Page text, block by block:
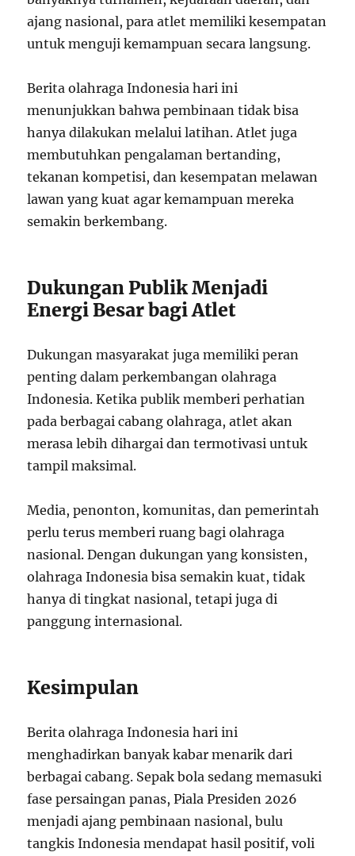
ajang nasional, para atlet memiliki kesempatan
untuk menguji kemampuan secara langsung.
Berita olahraga Indonesia hari ini
menunjukkan bahwa pembinaan tidak bisa
hanya dilakukan melalui latihan. Atlet juga
membutuhkan pengalaman bertanding,
tekanan kompetisi, dan kesempatan melawan
lawan yang kuat agar kemampuan mereka
semakin berkembang.
Dukungan Publik Menjadi
Energi Besar bagi Atlet
Dukungan masyarakat juga memiliki peran
penting dalam perkembangan olahraga
Indonesia. Ketika publik memberi perhatian
pada berbagai cabang olahraga, atlet akan
merasa lebih dihargai dan termotivasi untuk
tampil maksimal.
Media, penonton, komunitas, dan pemerintah
perlu terus memberi ruang bagi olahraga
nasional. Dengan dukungan yang konsisten,
olahraga Indonesia bisa semakin kuat, tidak
hanya di tingkat nasional, tetapi juga di
panggung internasional.
Kesimpulan
Berita olahraga Indonesia hari ini
menghadirkan banyak kabar menarik dari
berbagai cabang. Sepak bola sedang memasuki
fase persaingan panas, Piala Presiden 2026
menjadi ajang pembinaan nasional, bulu
tangkis Indonesia mendapat hasil positif, voli